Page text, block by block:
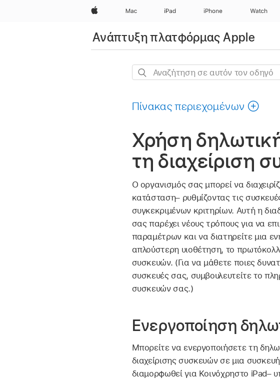
Apple Mac iPad iPhone Watch
Ανάπτυξη πλατφόρμας Apple
Αναζήτηση
τον
Πίνακας περιεχομένων
Χρήση
τη διαχείριση
Ο οργανισμός σας μπορεί να
κατάσταση– ρυθμίζοντας τις
συγκεκριμένων κριτηρίων. Αυτή η
σας παρέχει νέους τρόπους για να
παραμέτρων και να διατηρείτε μια
απλούστερη υιοθέτηση, το
συσκευών. (Για να μάθετε ποιες
συσκευές σας, συμβουλευτείτε το
συσκευών σας.)
Ενεργοποίηση
Μπορείτε να ενεργοποιήσετε τη
διαχείρισης συσκευών σε μια
διαμορφωθεί για Κοινόχρηστο iPad–